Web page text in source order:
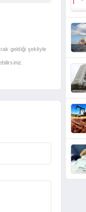
geldiği şekliyle